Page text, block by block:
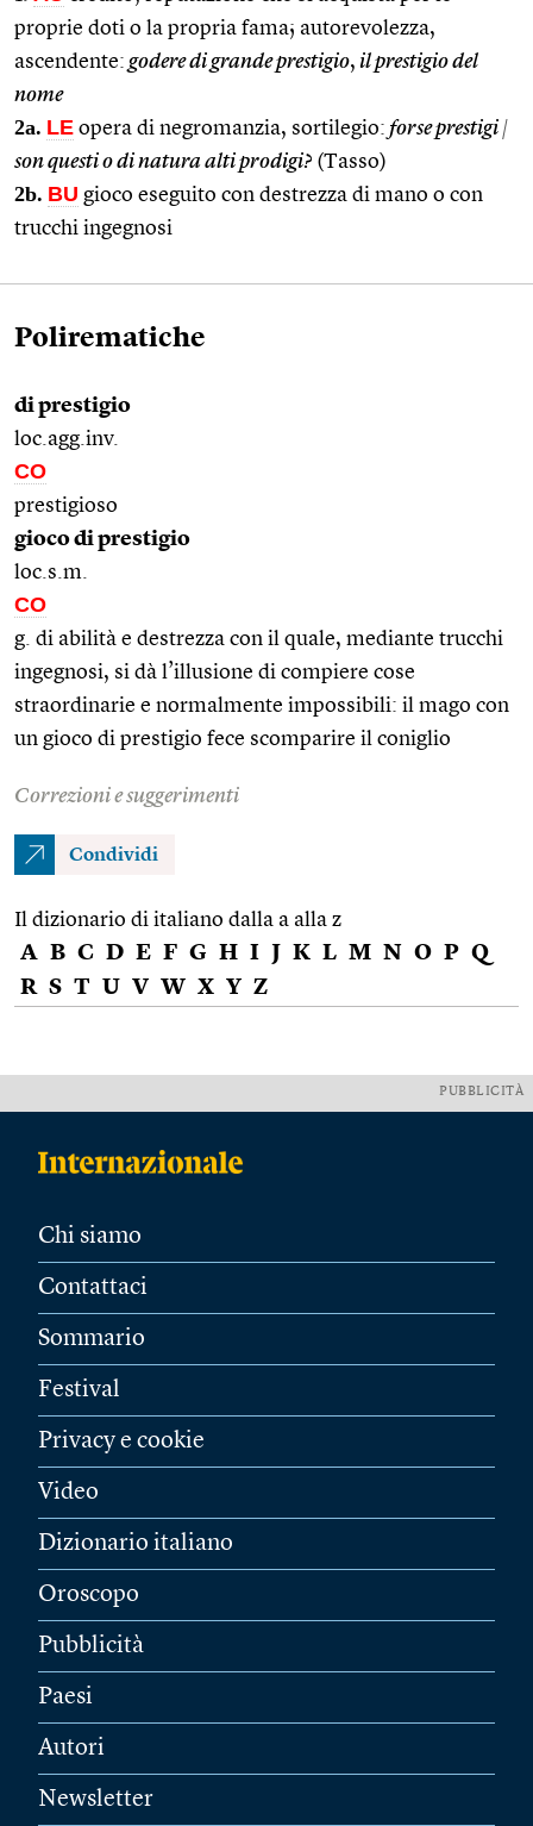
proprie doti o la propria fama; autorevolezza,
ascendente: godere di grande prestigio, il prestigio del
nome
2a. LE opera di negromanzia, sortilegio: forse prestigi |
son questi o di natura alti prodigi? (Tasso)
2b. BU gioco eseguito con destrezza di mano o con
trucchi ingegnosi
Polirematiche
di prestigio
loc.agg.inv.
CO
prestigioso
gioco di prestigio
loc.s.m.
CO
g. di abilità e destrezza con il quale, mediante trucchi
ingegnosi, si dà l’illusione di compiere cose
straordinarie e normalmente impossibili: il mago con
un gioco di prestigio fece scomparire il coniglio
Correzioni e suggerimenti
Condividi
Il dizionario di italiano dalla a alla z
A B C D E F G H I J K L M N O P Q
R S T U V W X Y Z
PUBBLICITÀ
Chi siamo
Contattaci
Sommario
Festival
Privacy e cookie
Video
Dizionario italiano
Oroscopo
Pubblicità
Paesi
Autori
Newsletter